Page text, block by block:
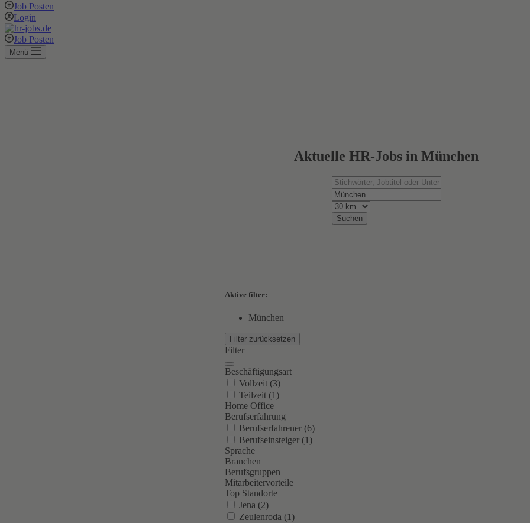
Job Posten
Login
Job Posten
Menü
Aktuelle HR-Jobs in München
Suchen
Aktive filter:
München
Filter zurücksetzen
Filter
Beschäftigungsart
Vollzeit (3)
Teilzeit (1)
Home Office
Berufserfahrung
Berufserfahrener (6)
Berufseinsteiger (1)
Sprache
Branchen
Berufsgruppen
Mitarbeitervorteile
Top Standorte
Jena (2)
Zeulenroda (1)